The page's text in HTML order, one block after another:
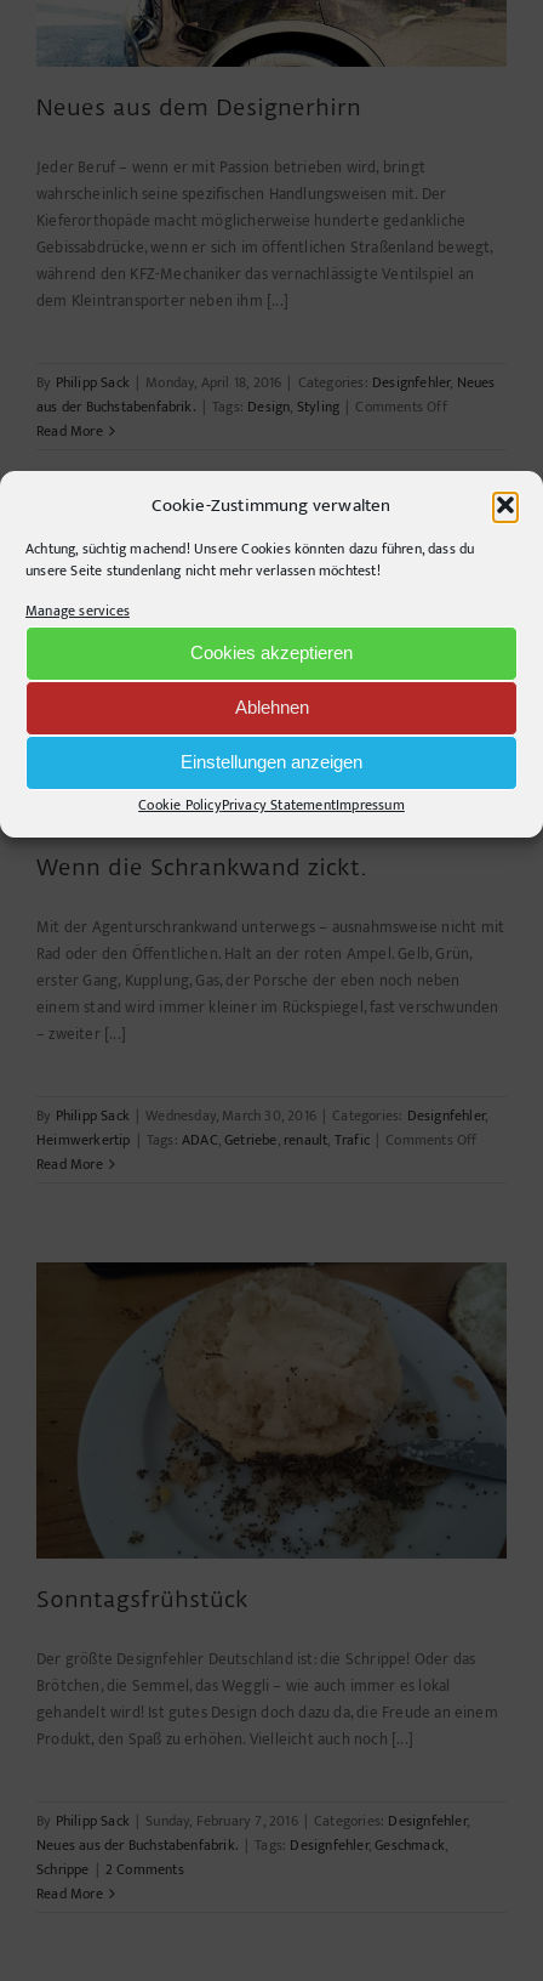
Cookie-Zustimmung verwalten
Achtung, süchtig machend! Unsere Cookies könnten dazu führen, dass du
unsere Seite stundenlang nicht mehr verlassen möchtest!
Manage services
Cookies akzeptieren
Ablehnen
Einstellungen anzeigen
Cookie PolicyPrivacy StatementImpressum
Neues aus dem Designerhirn
Jeder Beruf – wenn er mit Passion betrieben wird, bringt
wahrscheinlich seine spezifischen Handlungsweisen mit. Der
Kieferorthopäde macht möglicherweise hunderte gedankliche
Gebissabdrücke, wenn er sich im öffentlichen Straßenland bewegt,
während den KFZ-Mechaniker das vernachlässigte Ventilspiel an
dem Kleintransporter neben ihm [...]
By Philipp Sack | Monday, April 18, 2016 | Categories: Designfehler, Neues
aus der Buchstabenfabrik. | Tags: Design, Styling | Comments Offon
dem
Designerhirn
Read More
Wenn die Schrankwand zickt.
Mit der Agenturschrankwand unterwegs – ausnahmsweise nicht mit
Rad oder den Öffentlichen. Halt an der roten Ampel. Gelb, Grün,
erster Gang, Kupplung, Gas, der Porsche der eben noch neben
einem stand wird immer kleiner im Rückspiegel, fast verschwunden
– zweiter [...]
By Philipp Sack | Wednesday, March 30, 2016 | Categories: Designfehler,
Heimwerkertip | Tags: ADAC,Getriebe, renault, Trafic | Comments Offon
Read More
Sonntagsfrühstück
Der größte Designfehler Deutschland ist: die Schrippe! Oder das
Brötchen, die Semmel, das Weggli – wie auch immer es lokal
gehandelt wird! Ist gutes Design doch dazu da, die Freude an einem
Produkt, den Spaß zu erhöhen. Vielleicht auch noch [...]
By Philipp Sack | Sunday, February 7, 2016 | Categories: Designfehler,
Neues aus der Buchstabenfabrik. | Tags: Designfehler,Geschmack,
Schrippe | 2 Comments
Read More